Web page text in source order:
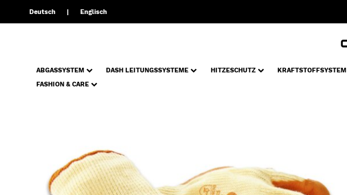
Deutsch Englisch
ABGASSYSTEM DASH LEITUNGSSYSTEME HITZESCHUTZ KRAFTSTOFFSYSTEM
FASHION & CARE